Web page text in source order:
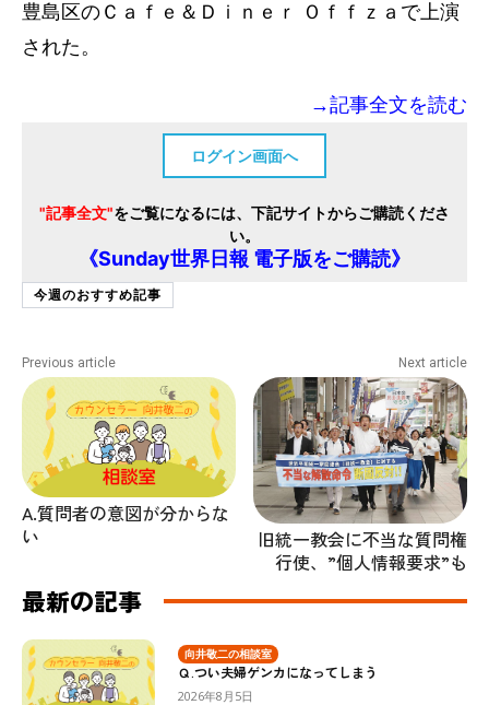
豊島区のＣａｆｅ＆Ｄｉｎｅｒ Ｏｆｆｚａで上演
された。
→記事全文を読む
ログイン画面へ
"記事全文"をご覧になるには、下記サイトからご購読くださ
い。
《Sunday世界日報 電子版をご購読》
今週のおすすめ記事
Previous article
A.質問者の意図が分からな
い
Next article
旧統一教会に不当な質問権
行使、”個人情報要求”も
最新の記事
向井敬二の相談室
Ｑ.つい夫婦ゲンカになってしまう
2026年8月5日